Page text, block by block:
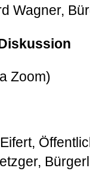
Wagner,
Zoom)